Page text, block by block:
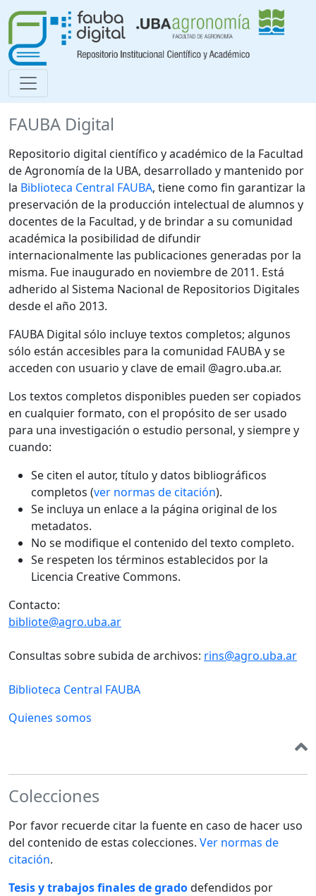
FAUBA Digital
Repositorio digital científico y académico de la Facultad
de Agronomía de la UBA, desarrollado y mantenido por
la Biblioteca Central FAUBA, tiene como fin garantizar la
preservación de la producción intelectual de alumnos y
docentes de la Facultad, y de brindar a su comunidad
académica la posibilidad de difundir
internacionalmente las publicaciones generadas por la
misma. Fue inaugurado en noviembre de 2011. Está
adherido al Sistema Nacional de Repositorios Digitales
desde el año 2013.
FAUBA Digital sólo incluye textos completos; algunos
sólo están accesibles para la comunidad FAUBA y se
acceden con usuario y clave de email @agro.uba.ar.
Los textos completos disponibles pueden ser copiados
en cualquier formato, con el propósito de ser usado
para una investigación o estudio personal, y siempre y
cuando:
Se citen el autor, título y datos bibliográficos
completos (ver normas de citación).
Se incluya un enlace a la página original de los
metadatos.
No se modifique el contenido del texto completo.
Se respeten los términos establecidos por la
Licencia Creative Commons.
Contacto:
bibliote@agro.uba.ar
Consultas sobre subida de archivos: rins@agro.uba.ar
Biblioteca Central FAUBA
Quienes somos
Colecciones
Por favor recuerde citar la fuente en caso de hacer uso
del contenido de estas colecciones. Ver normas de
citación.
Tesis y trabajos finales de gradodefendidos por